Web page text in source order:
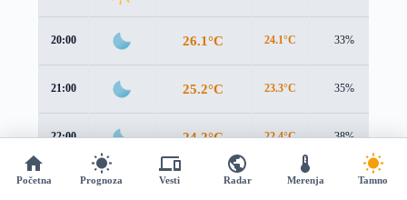
20:00 26.1°C 24.1°C 33%
21:00 25.2°C 23.3°C 35%
22:00 24.2°C 22.4°C 38%
23:00 21.5°C
Početna Prognoza Vesti Radar Merenja Tamno